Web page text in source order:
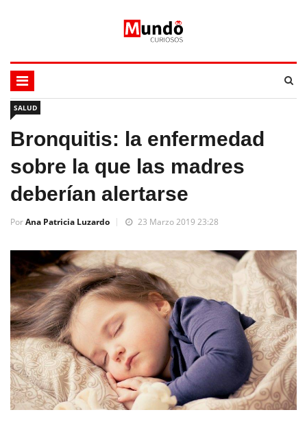
SALUD
Bronquitis: la enfermedad
sobre la que las madres
deberían alertarse
PorAna Patricia Luzardo 23 Marzo 2019 23:28